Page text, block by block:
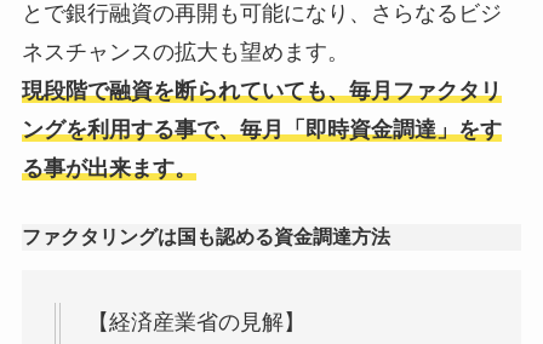
とで銀行融資の再開も可能になり、さらなるビジ
ネスチャンスの拡大も望めます。
現段階で融資を断られていても、毎月ファクタリ
ングを利用する事で、毎月「即時資金調達」をす
る事が出来ます。
ファクタリングは国も認める資金調達方法
【経済産業省の見解】